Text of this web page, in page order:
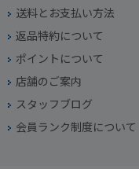
送料とお支払い方法
返品特約について
ポイントについて
店舗のご案内
スタッフブログ
会員ランク制度について